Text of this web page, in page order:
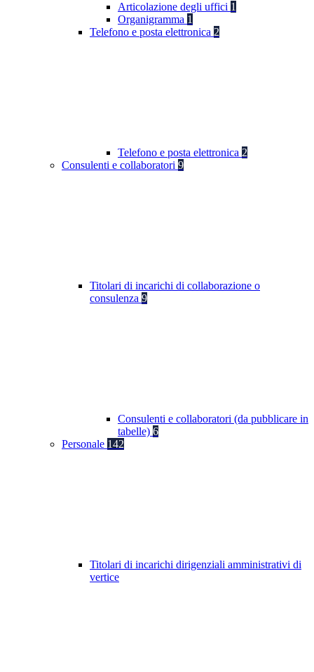
Articolazione degli uffici 1
Organigramma 1
Telefono e posta elettronica 2
Telefono e posta elettronica 2
Consulenti e collaboratori 9
Titolari di incarichi di collaborazione o
consulenza 9
Consulenti e collaboratori (da pubblicare in
tabelle) 6
Personale 142
Titolari di incarichi dirigenziali amministrativi di
vertice